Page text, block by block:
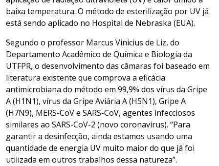
baixa temperatura. O método de esterilização por UV já
está sendo aplicado no Hospital de Nebraska (EUA).
Segundo o professor Marcus Vinicius de Liz, do
Departamento Acadêmico de Química e Biologia da
UTFPR, o desenvolvimento das câmaras foi baseado em
literatura existente que comprova a eficácia
antimicrobiana do método em 99,9% dos vírus da Gripe
A (H1N1), vírus da Gripe Aviária A (H5N1), Gripe A
(H7N9), MERS-CoV e SARS-CoV, agentes infecciosos
similares ao SARS-CoV-2 (novo coronavírus). “Para
garantir a desinfecção, ainda estamos usando uma
quantidade de energia UV muito maior do que já foi
utilizada em outros trabalhos dessa natureza”.